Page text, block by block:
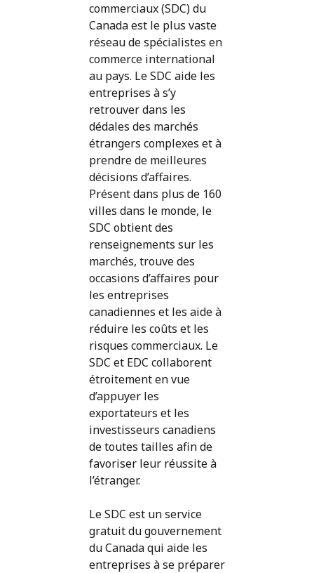
commerciaux (SDC) du
Canada est le plus vaste
réseau de spécialistes en
commerce international
au pays. Le SDC aide les
entreprises à s’y
retrouver dans les
dédales des marchés
étrangers complexes et à
prendre de meilleures
décisions d’affaires.
Présent dans plus de 160
villes dans le monde, le
SDC obtient des
renseignements sur les
marchés, trouve des
occasions d’affaires pour
les entreprises
canadiennes et les aide à
réduire les coûts et les
risques commerciaux. Le
SDC et EDC collaborent
étroitement en vue
d’appuyer les
exportateurs et les
investisseurs canadiens
de toutes tailles afin de
favoriser leur réussite à
l’étranger.
Le SDC est un service
gratuit du gouvernement
du Canada qui aide les
entreprises à se préparer